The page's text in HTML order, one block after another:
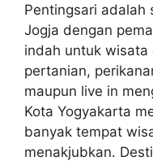
Pentingsari adalah
Jogja dengan
indah untuk
pertanian,
maupun live in
Kota Yogyakarta
banyak tempat
menakjubkan.